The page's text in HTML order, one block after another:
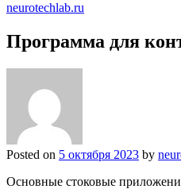
neurotechlab.ru
Программа для
Posted on 5 октября 2023 by
Основные стоковые